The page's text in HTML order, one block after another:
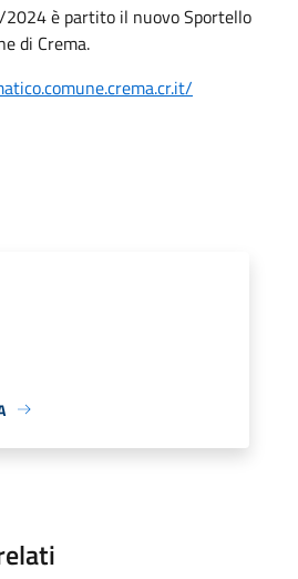
è partito il nuovo Sportello
di Crema.
comune.crema.cr.it/